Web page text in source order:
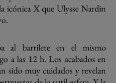
icónica X que Ulysse Nardin
al barrilete en el mismo
a las 12 h. Los acabados en
sido muy cuidados y revelan